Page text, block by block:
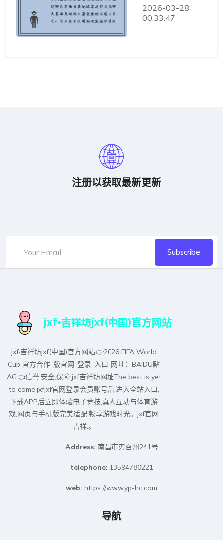
2026-03-28
00:33:47
注册以获取最新更新
Subscribe
jxf·吉祥坊jxf(中国)官方网站👉2026 FIFA World
Cup 官方合作-版官网-登录-入口-网址：BAIDU點
AG👈信誉,安全,保障,jxf吉祥坊网址The best is yet
to come.jxfjxf官网登录会员账号后,进入全站入口,
下载APP后立即体验电子竞技,真人互动与体育游
戏,网页与手机版完美适配,畅享游戏时光。jxf官网
吉祥.。
Address: 南昌市刃召州241号
telephone: 13594780221
web: https://www.yp-hc.com
导航